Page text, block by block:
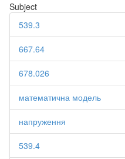
Subject
539.3
667.64
678.026
математична модель
напруження
539.4